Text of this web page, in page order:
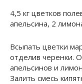
4,5 кг цветков
апельсина, 2
Всыпать цветки
отделив черенки.
апельсинов и
Залить смесь